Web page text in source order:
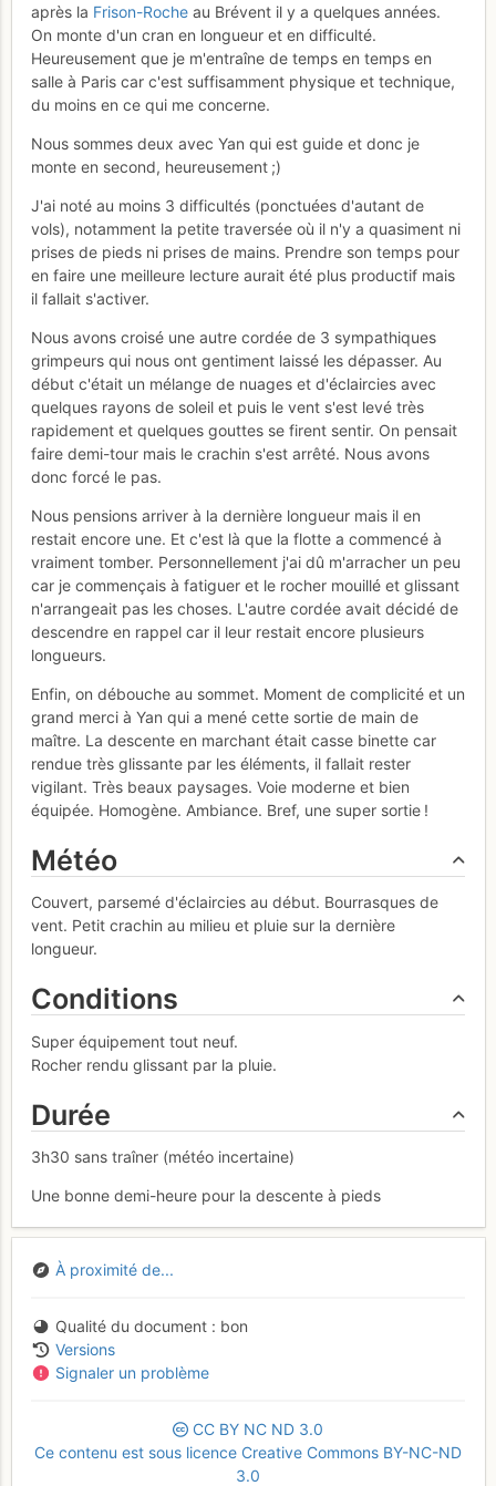
après la Frison-Roche au Brévent il y a quelques années.
On monte d'un cran en longueur et en difficulté.
Heureusement que je m'entraîne de temps en temps en
salle à Paris car c'est suffisamment physique et technique,
du moins en ce qui me concerne.
Nous sommes deux avec Yan qui est guide et donc je
monte en second, heureusement ;)
J'ai noté au moins 3 difficultés (ponctuées d'autant de
vols), notamment la petite traversée où il n'y a quasiment ni
prises de pieds ni prises de mains. Prendre son temps pour
en faire une meilleure lecture aurait été plus productif mais
il fallait s'activer.
Nous avons croisé une autre cordée de 3 sympathiques
grimpeurs qui nous ont gentiment laissé les dépasser. Au
début c'était un mélange de nuages et d'éclaircies avec
quelques rayons de soleil et puis le vent s'est levé très
rapidement et quelques gouttes se firent sentir. On pensait
faire demi-tour mais le crachin s'est arrêté. Nous avons
donc forcé le pas.
Nous pensions arriver à la dernière longueur mais il en
restait encore une. Et c'est là que la flotte a commencé à
vraiment tomber. Personnellement j'ai dû m'arracher un peu
car je commençais à fatiguer et le rocher mouillé et glissant
n'arrangeait pas les choses. L'autre cordée avait décidé de
descendre en rappel car il leur restait encore plusieurs
longueurs.
Enfin, on débouche au sommet. Moment de complicité et un
grand merci à Yan qui a mené cette sortie de main de
maître. La descente en marchant était casse binette car
rendue très glissante par les éléments, il fallait rester
vigilant. Très beaux paysages. Voie moderne et bien
équipée. Homogène. Ambiance. Bref, une super sortie !
Météo
Couvert, parsemé d'éclaircies au début. Bourrasques de
vent. Petit crachin au milieu et pluie sur la dernière
longueur.
Conditions
Super équipement tout neuf.
Rocher rendu glissant par la pluie.
Durée
3h30 sans traîner (météo incertaine)
Une bonne demi-heure pour la descente à pieds
À proximité de...
Qualité du document
bon
Versions
Signaler un problème
CC BY NC ND 3.0
Ce contenu est sous licence Creative Commons BY-NC-ND
3.0